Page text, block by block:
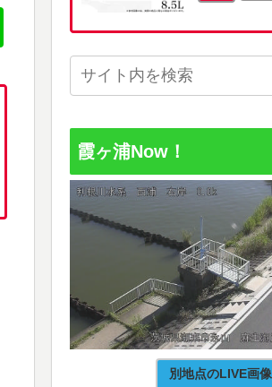
霞ヶ浦Now！
別地点のLIVE画像